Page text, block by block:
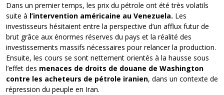
Dans un premier temps, les prix du pétrole ont été très volatils
suite à l’intervention américaine au Venezuela. Les
investisseurs hésitaient entre la perspective d’un afflux futur de
brut grâce aux énormes réserves du pays et la réalité des
investissements massifs nécessaires pour relancer la production.
Ensuite, les cours se sont nettement orientés à la hausse sous
l’effet des menaces de droits de douane de Washington
contre les acheteurs de pétrole iranien, dans un contexte de
répression du peuple en Iran.